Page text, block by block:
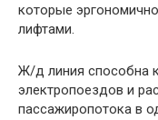
которые
лифтами.
Ж/д линия способна
электропоездов и
пассажиропотока в